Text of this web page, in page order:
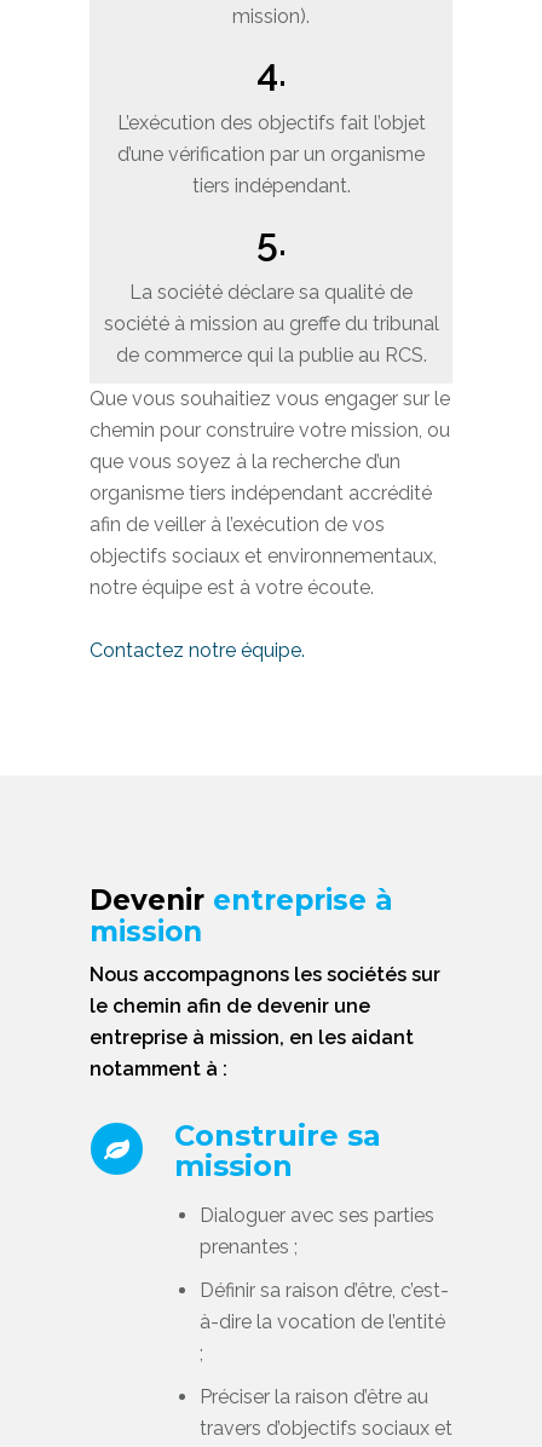
mission).
4.
L’exécution des objectifs fait l’objet
d’une vérification par un organisme
tiers indépendant.
5.
La société déclare sa qualité de
société à mission au greffe du tribunal
de commerce qui la publie au RCS.
Que vous souhaitiez vous engager sur le
chemin pour construire votre mission, ou
que vous soyez à la recherche d’un
organisme tiers indépendant accrédité
afin de veiller à l’exécution de vos
objectifs sociaux et environnementaux,
notre équipe est à votre écoute.
Contactez notre équipe.
Devenir entreprise à
mission
Nous accompagnons les sociétés sur
le chemin afin de devenir une
entreprise à mission, en les aidant
notamment à :​
Construire sa
mission
Dialoguer avec ses parties
prenantes ;
Définir sa raison d’être, c’est-
à-dire la vocation de l’entité
;
Préciser la raison d’être au
travers d’objectifs sociaux et